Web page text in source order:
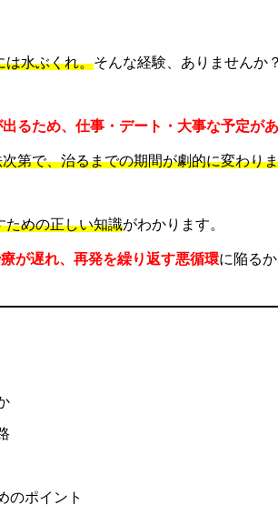
水ぶくれ。そんな経験、ありませんか？
るため、仕事・デート・大事な予定が
第で、治るまでの期間が劇的に変わり
ための正しい知識がわかります。
が遅れ、再発を繰り返す悪循環に陥る
のポイント